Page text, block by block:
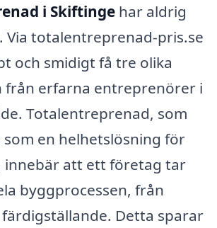
i Skiftinge har aldrig
Via totalentreprenad-pris.se
och smidigt få tre olika
från erfarna entreprenörer i
Totalentreprenad, som
en helhetslösning för
innebär att ett företag tar
byggprocessen, från
Detta sparar